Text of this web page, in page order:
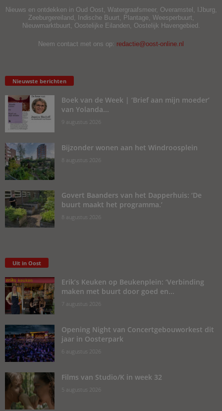
Nieuws en ontdekken in Oud Oost, Watergraafsmeer, Overamstel, IJburg,
Zeeburgereiland, Indische Buurt, Plantage, Weesperbuurt,
Nieuwmarktbuurt, Oostelijke Eilanden, Oostelijk Havengebied.
Neem contact met ons op: redactie@oost-online.nl
Nieuwste berichten
Boek van de Week | ‘Brief aan mijn moeder’
van Yolanda...
9 augustus 2026
Bijzonder wonen aan het Windroosplein
8 augustus 2026
Govert Baanders van het Dapperhuis: ‘De
buurt maakt het programma.’
8 augustus 2026
Uit in Oost
Erik’s Keuken op Beukenplein: ‘Verbinding
maken met buurt door goed en...
7 augustus 2026
Opening Night van Concertgebouworkest dit
jaar in Oosterpark
6 augustus 2026
Films van Studio/K in week 32
5 augustus 2026